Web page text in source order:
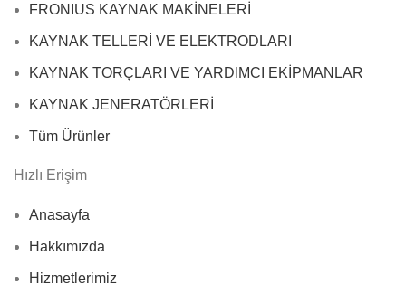
FRONIUS KAYNAK MAKİNELERİ
KAYNAK TELLERİ VE ELEKTRODLARI
KAYNAK TORÇLARI VE YARDIMCI EKİPMANLAR
KAYNAK JENERATÖRLERİ
Tüm Ürünler
Hızlı Erişim
Anasayfa
Hakkımızda
Hizmetlerimiz